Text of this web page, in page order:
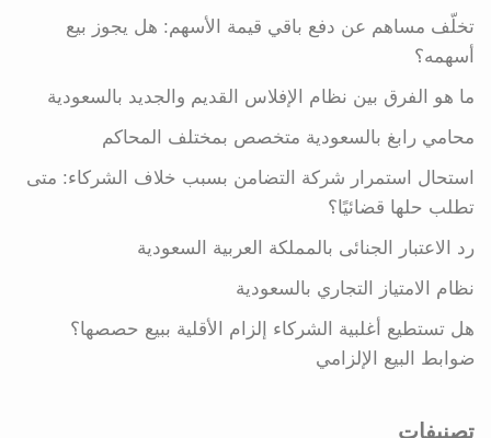
تخلّف مساهم عن دفع باقي قيمة الأسهم: هل يجوز بيع
أسهمه؟
ما هو الفرق بين نظام الإفلاس القديم والجديد بالسعودية
محامي رابغ بالسعودية متخصص بمختلف المحاكم
استحال استمرار شركة التضامن بسبب خلاف الشركاء: متى
تطلب حلها قضائيًا؟
رد الاعتبار الجنائى بالمملكة العربية السعودية
نظام الامتياز التجاري بالسعودية
هل تستطيع أغلبية الشركاء إلزام الأقلية ببيع حصصها؟
ضوابط البيع الإلزامي
تصنيفات